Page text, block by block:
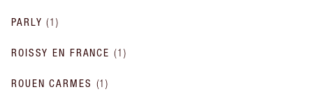
PARLY (1)
ROISSY EN FRANCE (1 )
ROUEN CARMES (1)